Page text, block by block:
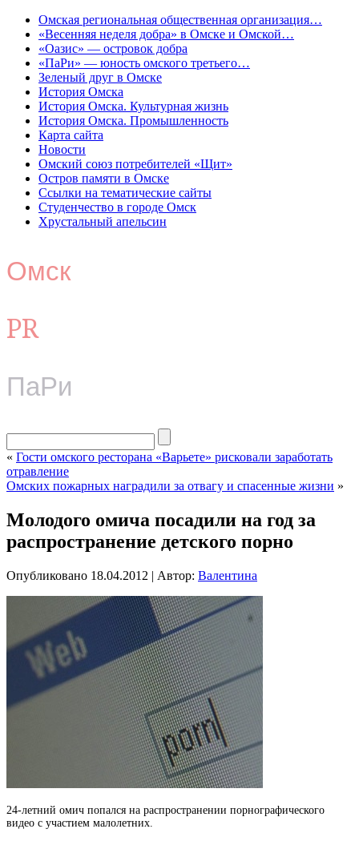
Омская региональная общественная организация…
«Весенняя неделя добра» в Омске и Омской…
«Оазис» — островок добра
«ПаРи» — юность омского третьего…
Зеленый друг в Омске
История Омска
История Омска. Культурная жизнь
История Омска. Промышленность
Карта сайта
Новости
Омский союз потребителей «Щит»
Остров памяти в Омске
Ссылки на тематические сайты
Студенчество в городе Омск
Хрустальный апельсин
Омск
PR
ПаРи
« Гости омского ресторана «Варьете» рисковали заработать
отравление
Омских пожарных наградили за отвагу и спасенные жизни »
Молодого омича посадили на год за
распространение детского порно
Опубликовано 18.04.2012 | Автор: Валентина
24-летний омич попался на распространении порнографического
видео с участием малолетних.